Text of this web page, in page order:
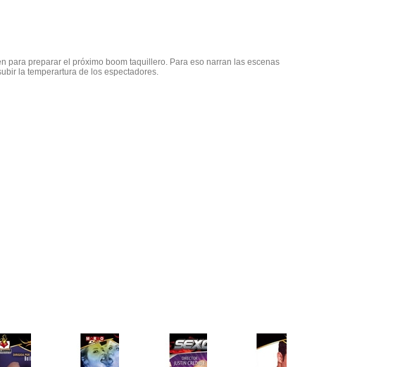
para preparar el próximo boom taquillero. Para eso narran las escenas
la temperartura de los espectadores.